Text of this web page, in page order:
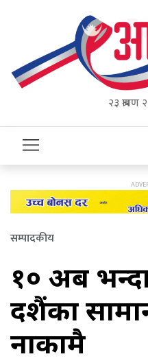
२३ श्रावण
सम्पादकीय
१० अर्ब
दशैंका
नाकामै